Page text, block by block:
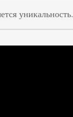
уникальность.